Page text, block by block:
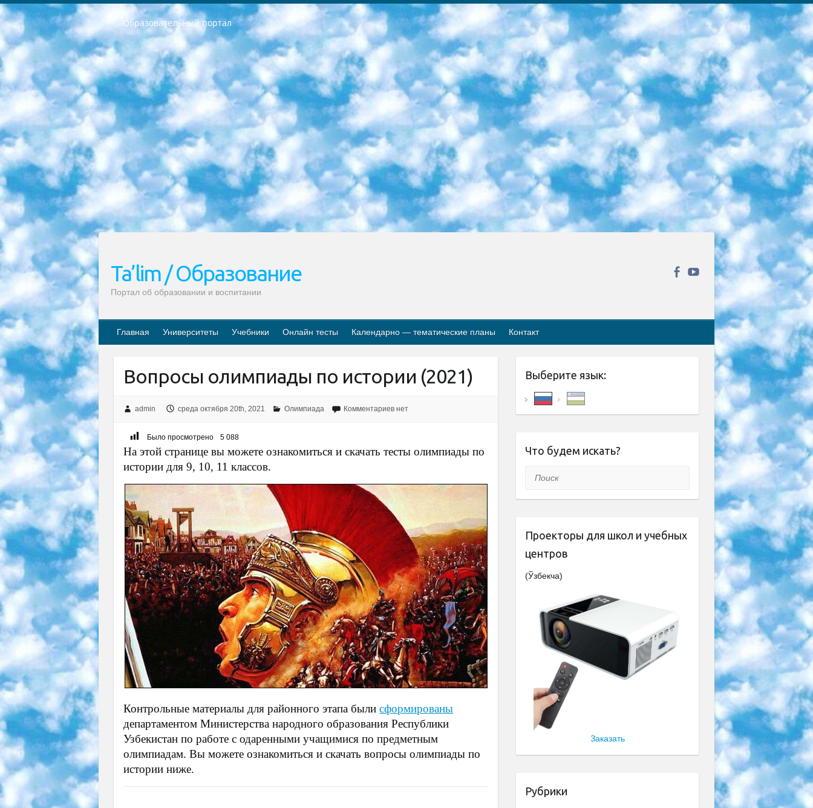
Образовательный портал
РЕСПУБЛИКА УЗБЕКИСТАН МИНИСТРЕРСТВО ДОШКОЛЬНОГО И ШКОЛЬНОГО ОБРАЗОВАНИЯ КОМАНДА в общеобразовательных учреждениях в 2023-2024 учебном году организация и проведение итоговой государственной аттестации обучающихся о Министра дошкольного и школьного образования Республики Узбекистан от 4 марта 2008 года (постановлением Минюста от 20 марта 2008 года № 1778 государственной регистрации) «Итоговое состояние учащихся общего среднего образования на основании положения об утверждении положения об аттестации общего среднего образования выпускной экзамен студентов в образовательных учреждениях в 2023-2024 учебном году В целях организации и прохождения аттестации приказываю: 1. Следующее: перечень предметов, по которым будет проводиться итоговая государственная аттестация и экзамен формы перевода согласно приложению 1; сертификаты международного образца, оценивающие уровень владения иностранными языками перечень согласно приложению 2; 2. Педагогический при специализированных образовательных учреждениях. научно-практический центр квалификации и международной оценки (Д.Давидова) 2024 г. До 25 марта: задания по предметам, по которым будет проводиться итоговая аттестация разработка и утверждение технических условий; итоговая аттестация на основании разработанного предметного задания разработка вопросов по предметам (устно и письменно), экзамен передача; общеобразовательные средние школы и специальные учебные заведения учащиеся выпускных классов школ и интернатов в агентской системе подготовка базы данных экзаменационных материалов и критериев оценки; перевод базы экзаменационных материалов на все языки обучения подать в Республиканский образовательный центр для изготовления; варианты экзаменов на основе разработанных контрольных материалов пусть будут поставлены задачи формирования. 3. Республиканский образовательный центр (Ш.Худайкулов) до 5 апреля 2024 года. до: база данных предоставленных экзаменационных материалов на все языки обучения перевод и экспертиза; для слепых, слабовидящих, глухих, слабослышащих и умственно отсталых детей учащиеся выпускных классов специализированных школ и школ-интернатов база данных экзаменационных материалов на всех преподаваемых языках подготовка критериев оценки; специализированные школы для умственно отсталых детей и технологии для учащихся выпускных классов школ-интернатов разработка соответствующих рекомендаций и критериев проведения ЕГЭ по естествознанию давать задания. 4. Педагогический при специализированных образовательных учреждениях. Научно-практический центр навыков и международной оценки (Д.Давидова), Республика образовательный центр (Худайкулов Ш.) итоговый государственный аттестационный экзамен ориентирован на творческое и логическое мышление при подготовке базы материалов учитывать введение заданий. 5. Следует отметить, что: сертификат государственного образца о знании общеобразовательного предмета и как минимум национальный уровень B1 по предметам на иностранных языках, указанным в Приложении 2. или международно признанный сертификат эквивалентного уровня студенты, изучающие определенный предмет, освобождаются от экзамена; по соответствующим предметам запланирована итоговая государственная аттестация за день до дня, путем жеребьевки Рабочей группой (в письменной форме по предметам, проводимым в форме) из числа сформированных вариантов выбрано 2 варианта; 2 выбранных варианта экзамена анонсированы на официальном сайте министерства и все выпускники по всей стране на основе этих вариантов проводит итоговую государственную аттестацию. 6. Государственное образование учащихся средних общеобразовательных учреждений. знания в соответствии с квалификационными требованиями, которые необходимо приобрести на основании стандартов итоговый (выпускной) контроль для 9 и 11 классов в целях тестирования Экзамены (далее – экзамены) состоят из предметов, перечисленных в приложении 1. будет сделано. 7. Экзамены пройдут с 26 мая по 15 июня 2024 г. (кроме науки физического воспитания). 8. Физическая для учащихся 9 классов общесредних образовательных учреждений. Экзамены по предмету «Образование, квалификация медицина» 1-6 мая 2024 года. сотрудники перевести под присмотр (с отклонениями в физическом или умственном развитии) специализированная школа для детей, школы-интернаты и со сколиозом школы-интернаты санаторного типа для больных детей исключены). 9. Он был слепым, слабовидящим и имел нарушения опорно-двигательного аппарата. экзамены в специализированных школах и интернатах для детей должны проводиться исходя из требований, предъявляемых к общеобразовательным учреждениям (физкультура кроме науки). 10. Специализированная школа для глухих и слабослышащих детей. и экзамены в интернатах и быть реализован в виде письменного теста по математике. 11. Специальность для умственно отсталых детей. Для 9 класса Родной язык и литературное письмо Государственный язык (язык обучения – узбекский). для неклассов) написано Математическое письмо Письменная/устная история Узбекистана Физическое воспитание практично Итоговый контроль Для 11 класса Написание родного языка и литературы (эссе) Математическое письмо Узбекский язык (обучение на узбекском языке) не посещающее общее среднее образование для учреждений)/Образовательное учреждение выбор письменный и устный Иностранный язык письменный/устный Письменная/устная история Узбекистана *По выбору студента:  Химия  Физика  Основы государственного права  География 10 бесплатных образовательных ресурсов - Мы составили подборку онлайн-проектов с интерактивными упражнениями, видеолекциями и статьями. Они помогут вам обрести новые и освежить старые знания бесплатно. 1. «ИНТУИТ» Старейшая образовательная площадка Рунета. Здесь вы найдёте сотни текстовых и видеокурсов на десятки различных тем — от программирования до психологии. Многие курсы подготовлены российскими университетами и крупными международными компаниями вроде Intel и Microsoft. Самостоятельное обучение бесплатное, но желающие могут оплатить услуги персональных наставников. 2. «Смартия» знакомит с актуальными профессиями и подсказывает, как им обучаться. Выбрав заинтересовавшую вас специальность — SMM-специалист, фотограф, веб-дизайнер или другую, — увидите список необходимых для неё умений. Чтобы вы могли освоить их самостоятельно, для каждого умения площадка отображает подборку ссылок на учебные материалы. Хотя «Смартия» ориентируется на русскоязычную аудиторию, часть контента всё же доступна только на английском. 3. «Лекторий Физтеха» Проект Московского физико-технического института (Физтеха). С его помощью вы можете смотреть онлайн серии лекций, записанные на видео в этом вузе. В числе доступных предметов — физика, биология, химия, информационные технологии и другие. К некоторым лекциям администрация ресурса прилагает готовые конспекты, которые можно скачивать в PDF-формате. 4. ITMOcourses Онлайн-площадка Санкт-Петербургского национального исследовательского университета информационных технологий, механики и оптики (ИТМО). Ресурс предоставляет свободный доступ к курсам, разработанным в этом вузе. Каталог материалов разбит на четыре категории: «Оптические системы и технологии», «Приборостроение и робототехника», «Информационные технологии» и «Биотехнологии». Курсы состоят из видеолекций, интерактивных демонстраций и заданий. 5. «КиберЛенинка» Электронная научная библиотека открытого доступа. Каталог площадки регулярно обрастает текстами статей из различных научных изданий. Сгруппированные по журналам и рубрикам публикации можно читать онлайн или скачивать целиком в PDF-формате. Проект нацелен на популяризацию науки за счёт открытого доступа к качественной информации. 6. «ПостНаука» На этом ресурсе публикуют подборки видеолекций, составленные экспертами из разных отраслей и объединённые общими темами. Среди них, к примеру, есть серии «Биоинформатика и геномика», «Культура средневековой Скандинавии» и Cinema Studies о теории кино. Каждая подборка лекций — логически связанная история, рассказанная экспертом от первого лица. Кроме того, на сайте появляются научно-образовательные статьи и тесты на разные темы. 7. «Newочём» Команда проекта «Newочём» отбирает самые интересные тексты из англоязычных СМИ и переводит те из них, за которые голосуют участники сообщества «ВКонтакте». По большей части это научно-популярные статьи. Редакторы придумывают лишь заголовки, в остальном содержание переводов соответствует оригиналам. Полные тексты можно читать прямо в социальной сети. 8. InternetUrok Онлайн-база материалов по основным дисциплинам школьной программы. Информация на сайте структурирована по классам, предметам и темам (урокам). Каждый урок состоит из видеолекций и конспектов. Есть также интерактивные тренажёры и тесты для закрепления пройденного материала. Даже если вы давно окончили школу, возможность повторить программу старших классов всегда может пригодиться. 9. Edutainme Ещё один ресурс об образовании. В отличие от Newtonew, как мне кажется, Edutainme больше ориентируется на представителей индустрии: педагогов, предпринимателей, разработчиков образовательных проектов. Но и любой, кто просто стремится к саморазвитию, найдёт на сайте много полезного и интересного для себя. Например, информацию о новых курсах и образовательных сервисах. 10. Newtonew Онлайн-медиа об образовании и обучении в широком смысле. Авторы Newtonew пишут об инструментах, заведениях, тактиках и стратегиях, которые помогают учить других и получать новые знания самостоятельно. На этой площадке вы найдёте новости, обзоры, аналитические мат
Ta’lim / Образование
Портал об образовании и воспитании
Главная Университеты Учебники Онлайн тесты Календарно — тематические планы Контакт
Вопросы олимпиады по истории (2021)
admin среда октября 20th, 2021 Олимпиада Комментариев нет
Было просмотрено 5 088
На этой странице вы можете ознакомиться и скачать тесты олимпиады по
истории для 9, 10, 11 классов.
Контрольные материалы для районного этапа былисформированы
департаментом Министерства народного образования Республики
Узбекистан по работе с одаренными учащимися по предметным
олимпиадам. Вы можете ознакомиться и скачать вопросы олимпиады по
истории ниже.
Выберите язык:
Что будем искать?
Поиск
Проекторы для школ и учебных
центров
(Ўзбекча)
Заказать
Рубрики